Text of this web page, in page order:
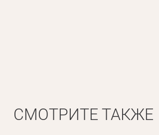
СМОТРИТЕ ТАКЖЕ